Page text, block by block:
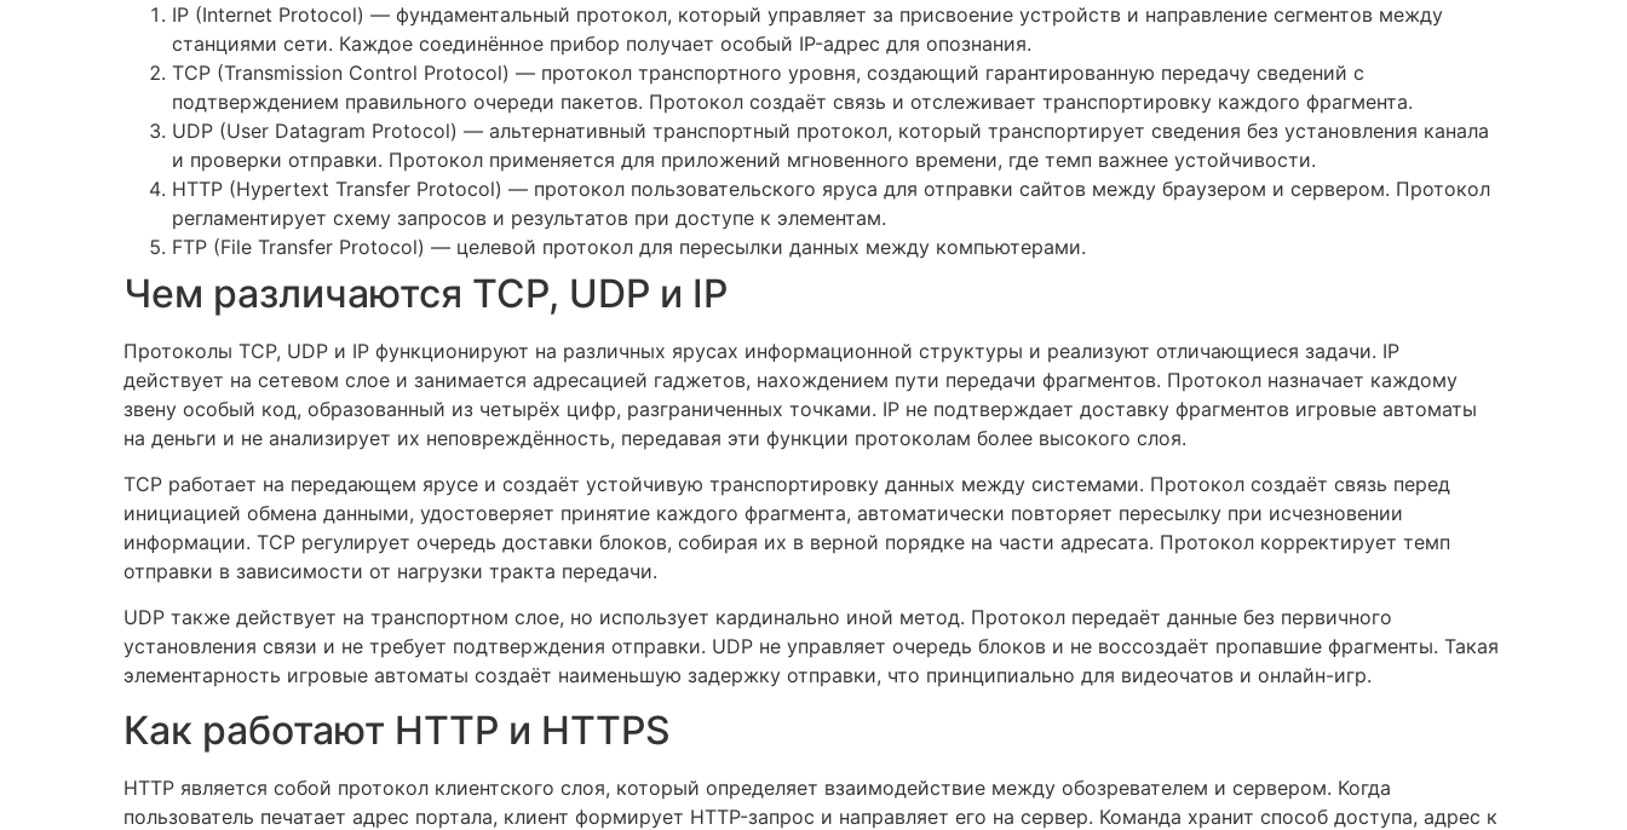
IP (Internet Protocol) — фундаментальный протокол, который управляет за присвоение устройств и направление сегментов между
станциями сети. Каждое соединённое прибор получает особый IP-адрес для опознания.
TCP (Transmission Control Protocol) — протокол транспортного уровня, создающий гарантированную передачу сведений с
подтверждением правильного очереди пакетов. Протокол создаёт связь и отслеживает транспортировку каждого фрагмента.
UDP (User Datagram Protocol) — альтернативный транспортный протокол, который транспортирует сведения без установления канала
и проверки отправки. Протокол применяется для приложений мгновенного времени, где темп важнее устойчивости.
HTTP (Hypertext Transfer Protocol) — протокол пользовательского яруса для отправки сайтов между браузером и сервером. Протокол
регламентирует схему запросов и результатов при доступе к элементам.
FTP (File Transfer Protocol) — целевой протокол для пересылки данных между компьютерами.
Чем различаются TCP, UDP и IP
Протоколы TCP, UDP и IP функционируют на различных ярусах информационной структуры и реализуют отличающиеся задачи. IP
действует на сетевом слое и занимается адресацией гаджетов, нахождением пути передачи фрагментов. Протокол назначает каждому
звену особый код, образованный из четырёх цифр, разграниченных точками. IP не подтверждает доставку фрагментов игровые автоматы
на деньги и не анализирует их неповреждённость, передавая эти функции протоколам более высокого слоя.
TCP работает на передающем ярусе и создаёт устойчивую транспортировку данных между системами. Протокол создаёт связь перед
инициацией обмена данными, удостоверяет принятие каждого фрагмента, автоматически повторяет пересылку при исчезновении
информации. TCP регулирует очередь доставки блоков, собирая их в верной порядке на части адресата. Протокол корректирует темп
отправки в зависимости от нагрузки тракта передачи.
UDP также действует на транспортном слое, но использует кардинально иной метод. Протокол передаёт данные без первичного
установления связи и не требует подтверждения отправки. UDP не управляет очередь блоков и не воссоздаёт пропавшие фрагменты. Такая
элементарность игровые автоматы создаёт наименьшую задержку отправки, что принципиально для видеочатов и онлайн-игр.
Как работают HTTP и HTTPS
HTTP является собой протокол клиентского слоя, который определяет взаимодействие между обозревателем и сервером. Когда
пользователь печатает адрес портала, клиент формирует HTTP-запрос и направляет его на сервер. Команда хранит способ доступа, адрес к